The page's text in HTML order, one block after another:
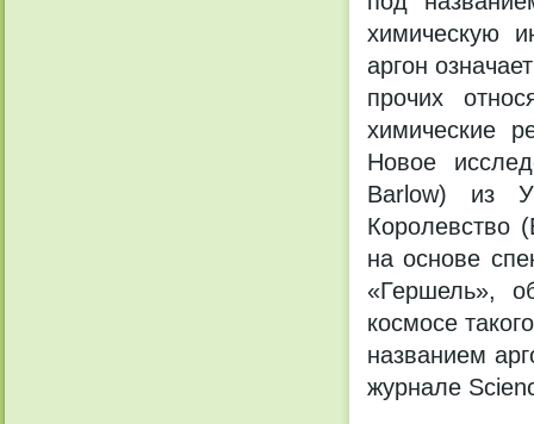
химическую
аргон
прочих
химические
Новое
Barlow) из
Королевство
на основе
«Гершель»,
космосе
названием
журнале